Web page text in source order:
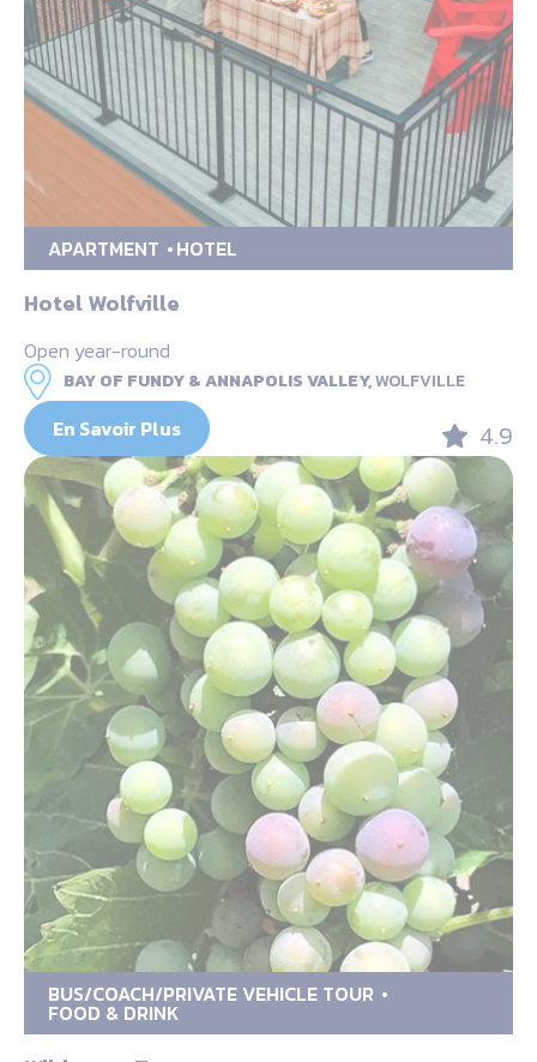
APARTMENT HOTEL
Hotel Wolfville
Open year-round
BAY OF FUNDY & ANNAPOLIS VALLEY,WOLFVILLE
En Savoir Plus 4.9
BUS/COACH/PRIVATE VEHICLE TOUR
FOOD & DRINK